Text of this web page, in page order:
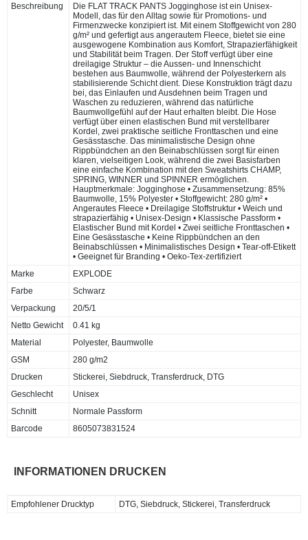
Beschreibung
Die FLAT TRACK PANTS Jogginghose ist ein Unisex-
Modell, das für den Alltag sowie für Promotions- und
Firmenzwecke konzipiert ist. Mit einem Stoffgewicht von 280
g/m² und gefertigt aus angerautem Fleece, bietet sie eine
ausgewogene Kombination aus Komfort, Strapazierfähigkeit
und Stabilität beim Tragen. Der Stoff verfügt über eine
dreilagige Struktur – die Aussen- und Innenschicht
bestehen aus Baumwolle, während der Polyesterkern als
stabilisierende Schicht dient. Diese Konstruktion trägt dazu
bei, das Einlaufen und Ausdehnen beim Tragen und
Waschen zu reduzieren, während das natürliche
Baumwollgefühl auf der Haut erhalten bleibt. Die Hose
verfügt über einen elastischen Bund mit verstellbarer
Kordel, zwei praktische seitliche Fronttaschen und eine
Gesässtasche. Das minimalistische Design ohne
Rippbündchen an den Beinabschlüssen sorgt für einen
klaren, vielseitigen Look, während die zwei Basisfarben
eine einfache Kombination mit den Sweatshirts CHAMP,
SPRING, WINNER und SPINNER ermöglichen.
Hauptmerkmale: Jogginghose • Zusammensetzung: 85%
Baumwolle, 15% Polyester • Stoffgewicht: 280 g/m² •
Angerautes Fleece • Dreilagige Stoffstruktur • Weich und
strapazierfähig • Unisex-Design • Klassische Passform •
Elastischer Bund mit Kordel • Zwei seitliche Fronttaschen •
Eine Gesässtasche • Keine Rippbündchen an den
Beinabschlüssen • Minimalistisches Design • Tear-off-Etikett
• Geeignet für Branding • Oeko-Tex-zertifiziert
Marke
EXPLODE
Farbe
Schwarz
Verpackung
20/5/1
Netto Gewicht
0.41 kg
Material
Polyester, Baumwolle
GSM
280 g/m2
Drucken
Stickerei, Siebdruck, Transferdruck, DTG
Geschlecht
Unisex
Schnitt
Normale Passform
Barcode
8605073831524
INFORMATIONEN DRUCKEN
Empfohlener Drucktyp DTG, Siebdruck, Stickerei, Transferdruck